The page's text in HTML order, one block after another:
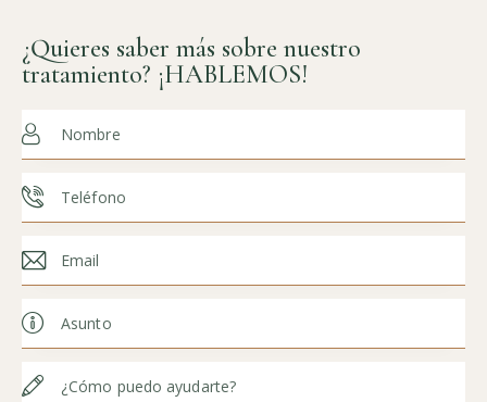
¿Quieres saber más sobre nuestro
tratamiento? ¡HABLEMOS!